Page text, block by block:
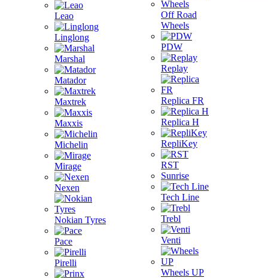
Leao
Linglong
Marshal
Matador
Maxtrek
Maxxis
Michelin
Mirage
Nexen
Nokian Tyres
Pace
Pirelli
Off Road
Wheels
PDW
Replay
Replica FR
Replica H
RepliKey
RST
Sunrise
Tech Line
Trebl
Venti
Wheels UP